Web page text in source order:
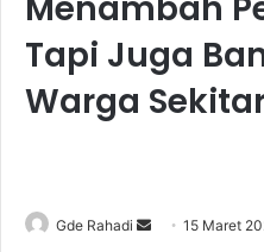
Tapi Juga
Warga
Gde Rahadi 15 Maret